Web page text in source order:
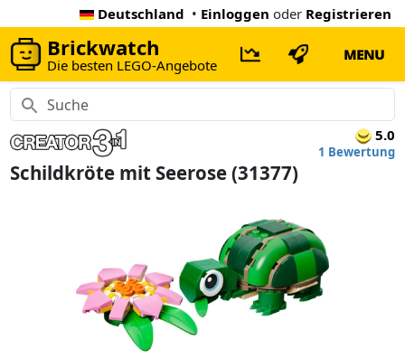
Deutschland • Einloggen oder Registrieren
Brickwatch
Die besten LEGO-Angebote
MENU
5.0
1 Bewertung
Schildkröte mit Seerose (31377)